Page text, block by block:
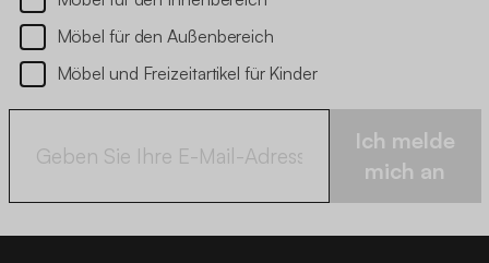
Möbel für den Außenbereich
Möbel und Freizeitartikel für Kinder
Ich melde
mich an